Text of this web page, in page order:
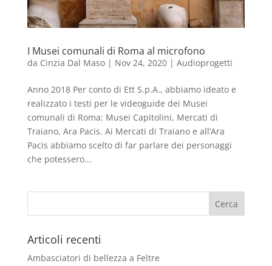
I Musei comunali di Roma al microfono
da Cinzia Dal Maso| Nov 24, 2020| Audioprogetti
Anno 2018 Per conto di Ett S.p.A., abbiamo ideato e
realizzato i testi per le videoguide dei Musei
comunali di Roma: Musei Capitolini, Mercati di
Traiano, Ara Pacis. Ai Mercati di Traiano e all’Ara
Pacis abbiamo scelto di far parlare dei personaggi
che potessero...
Articoli recenti
Ambasciatori di bellezza a Feltre